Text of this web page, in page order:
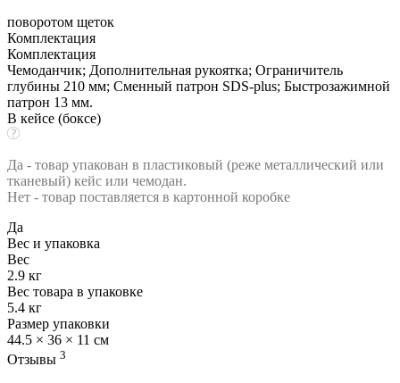
поворотом щеток
Комплектация
Комплектация
Чемоданчик; Дополнительная рукоятка; Ограничитель
глубины 210 мм; Сменный патрон SDS-plus; Быстрозажимной
патрон 13 мм.
В кейсе (боксе)
Да - товар упакован в пластиковый (реже металлический или
тканевый) кейс или чемодан.
Нет - товар поставляется в картонной коробке
Да
Вес и упаковка
Вес
2.9 кг
Вес товара в упаковке
5.4 кг
Размер упаковки
44.5 × 36 × 11 см
Отзывы 3